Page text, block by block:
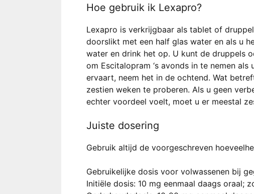
Hoe gebruik ik Lexapro?
Lexapro is verkrijgbaar als tablet of
doorslikt met een half glas water en als u
water en drink het op. U kunt de druppels
om Escitalopram ‘s avonds in te nemen
ervaart, neem het in de ochtend. Wat
zestien weken te proberen. Als u geen
echter voordeel voelt, moet u er meestal
Juiste dosering
Gebruik altijd de voorgeschreven
Gebruikelijke dosis voor volwassenen bij
Initiële dosis: 10 mg eenmaal daags oraal;